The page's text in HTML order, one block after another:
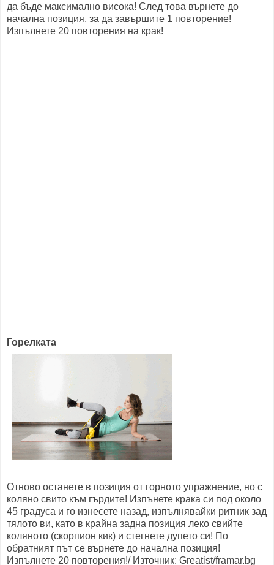
да бъде максимално висока! След това върнете до
начална позиция, за да завършите 1 повторение!
Изпълнете 20 повторения на крак!
Горелката
Отново останете в позиция от горното упражнение, но с
коляно свито към гърдите! Изпънете крака си под около
45 градуса и го изнесете назад, изпълнявайки ритник зад
тялото ви, като в крайна задна позиция леко свийте
коляното (скорпион кик) и стегнете дупето си! По
обратният път се върнете до начална позиция!
Изпълнете 20 повторения!/ Източник: Greatist/framar.bg